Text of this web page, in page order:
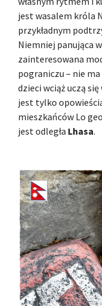
jest wasalem króla
przykładnym
Niemniej panująca
zainteresowana
pograniczu – nie
dzieci wciąż uczą
jest tylko
mieszkańców Lo
jest odległa Lhasa.